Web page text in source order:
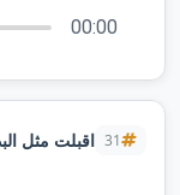
00:00
31 اقبلت مثل